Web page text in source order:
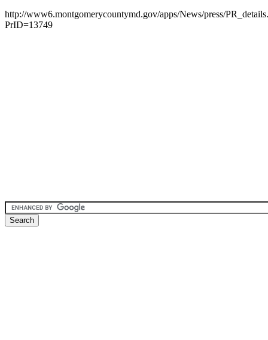
http://www6.montgomerycountymd.gov/apps/News/press/
PrID=13749